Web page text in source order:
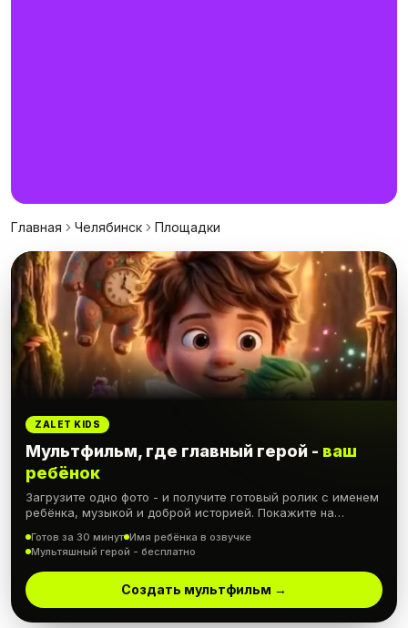
Главная Челябинск Площадки
ZALET KIDS
Мультфильм, где главный герой - ваш
ребёнок
Загрузите одно фото - и получите готовый ролик с именем
ребёнка, музыкой и доброй историей. Покажите на
Готов за 30 минут Имя ребёнка в озвучке
Мультяшный герой - бесплатно
Создать мультфильм →